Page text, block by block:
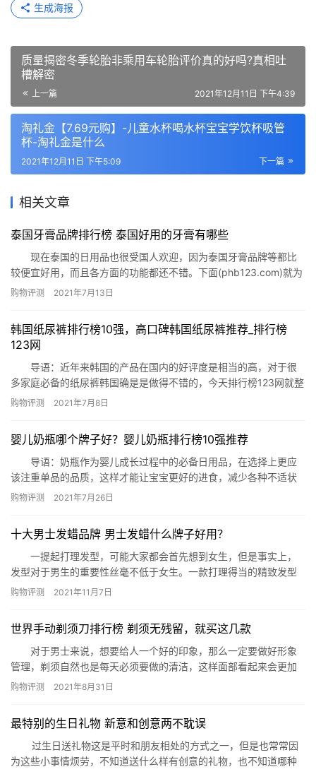
生成海报
质量揭密冬季轮胎非乘用车轮胎评价真的好吗?真相吐
槽解密
上一篇 2021年12月11日 下午4:39
淘礼金【7.69元购】-儿童水杯喝水杯宝宝学饮杯吸管
杯-淘礼金是什么
下一篇
2021年12月11日 下午5:09
相关文章
​泰国牙膏品牌排行榜 泰国好用的牙膏有哪些
现在泰国的日用品也很受国人欢迎，因为泰国牙膏品牌等都比
较便宜好用，而且各方面的功能都还不错。下面(phb123.com)就为
你推荐泰国牙膏品牌排行榜，看看泰国牙膏有哪些品牌吧。 泰
膏、Giffar…
购物评测 2021年7月13日
韩国纸尿裤排行榜10强，高口碑韩国纸尿裤推荐_排行榜
123网
导语：近年来韩国的产品在国内的好评度是相当的高，对于很
多家庭必备的纸尿裤韩国确是是做得不错的，今天排行榜123网就整
理了韩国纸尿裤排行榜10强，这些款单品在韩国的市场上可以说是
MOM纸尿裤夏 4、自然花蕾纸尿裤 5、迪…
购物评测 2021年7月8日
婴儿奶瓶哪个牌子好？婴儿奶瓶排行榜10强推荐
导语：奶瓶作为婴儿成长过程中的必备日用品，在选择上更应
该注重单品的品质，这样才能让宝宝更好的进食，减少各种不适状
况的出现，那么哪些婴儿奶瓶是比较好的呢?下面网就精心梳理了十
在婴儿奶瓶排行榜10强推荐中不论是材质还是实用性都是非常不
购物评测 2021年7月26日
十大男士发蜡品牌 男士发蜡什么牌子好用？
一提起打理发型，可能大家都会首先想到女生，但是事实上，
发型对于男生的重要性丝毫不低于女生。一款打理得当的精致发型
有助于全面提升男生的气质，而没有什么发型比油头更广泛适合所
牌，一起来看看男士发蜡什么牌子好用吧~ 十大男士发蜡品牌
Suave…
购物评测 2021年11月7日
世界手动剃须刀排行榜 剃须无残留，就买这几款
对于男士来说，想要给人一个好的印象，那么一定要做好形象
管理，剃须自然也是每天必须要做的清洁，这样面部看起来会更加
自然干净。今天小编就来为大家列出世界手动剃须刀排行榜，感兴
力人手动剃须刀 4、Bolin Webb …
购物评测 2021年8月31日
最特别的生日礼物 新意和创意两不耽误
过生日送礼物这是平时和朋友相处的方式之一，但是也常常因
为这些小事情烦劳，不知道送什么样有创意的礼物，也不知道哪种